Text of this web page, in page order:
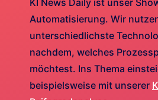
KI News Daily ist unser
Automatisierung. Wir
unterschiedlichste
nachdem, welches
möchtest. Ins Thema
beispielsweise mit unserer